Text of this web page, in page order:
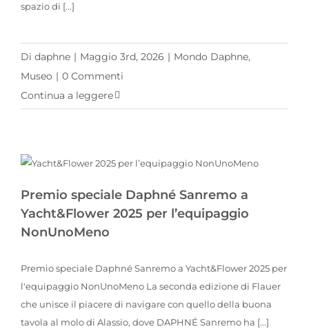
spazio di [...]
Di daphne | Maggio 3rd, 2026 | Mondo Daphne,
Museo | 0 Commenti
Continua a leggere
Premio speciale Daphné Sanremo a
Yacht&Flower 2025 per l’equipaggio
NonUnoMeno
Premio speciale Daphné Sanremo a Yacht&Flower 2025 per
l'equipaggio NonUnoMeno La seconda edizione di Flauer
che unisce il piacere di navigare con quello della buona
tavola al molo di Alassio, dove DAPHNÉ Sanremo ha [...]